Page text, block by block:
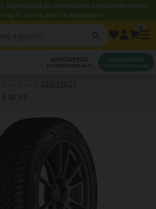
kuponkódot és szereltessen kedvezményesen!
nap 01 óra 15 perc 18 másodperc.
AUTÓSZERVIZ
IDŐPONTFOGLALÁS
GUMISZERVIZ
IDŐPONTFOGLALÁS
235/45R21